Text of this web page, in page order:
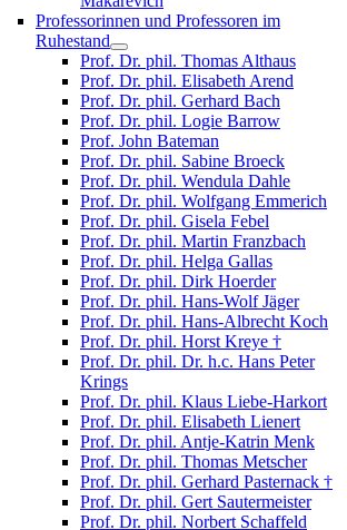
Professorinnen und Professoren im
Ruhestand
Prof. Dr. phil. Thomas Althaus
Prof. Dr. phil. Elisabeth Arend
Prof. Dr. phil. Gerhard Bach
Prof. Dr. phil. Logie Barrow
Prof. John Bateman
Prof. Dr. phil. Sabine Broeck
Prof. Dr. phil. Wendula Dahle
Prof. Dr. phil. Wolfgang Emmerich
Prof. Dr. phil. Gisela Febel
Prof. Dr. phil. Martin Franzbach
Prof. Dr. phil. Helga Gallas
Prof. Dr. phil. Dirk Hoerder
Prof. Dr. phil. Hans-Wolf Jäger
Prof. Dr. phil. Hans-Albrecht Koch
Prof. Dr. phil. Horst Kreye †
Prof. Dr. phil. Dr. h.c. Hans Peter
Krings
Prof. Dr. phil. Klaus Liebe-Harkort
Prof. Dr. phil. Elisabeth Lienert
Prof. Dr. phil. Antje-Katrin Menk
Prof. Dr. phil. Thomas Metscher
Prof. Dr. phil. Gerhard Pasternack †
Prof. Dr. phil. Gert Sautermeister
Prof. Dr. phil. Norbert Schaffeld